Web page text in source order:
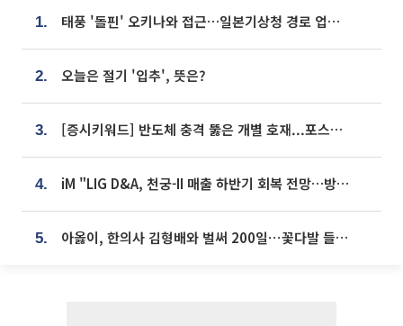
1. 태풍 '돌핀' 오키나와 접근…일본기상청 경로 업데이트
2. 오늘은 절기 '입추', 뜻은?
3. [증시키워드] 반도체 충격 뚫은 개별 호재...포스코퓨처엠·에코프로·한화솔루션 '눈길'
4. iM "LIG D&A, 천궁-II 매출 하반기 회복 전망…방산 톱픽 유지"
5. 아옳이, 한의사 김형배와 벌써 200일⋯꽃다발 들고 "프러포즈 아냐"